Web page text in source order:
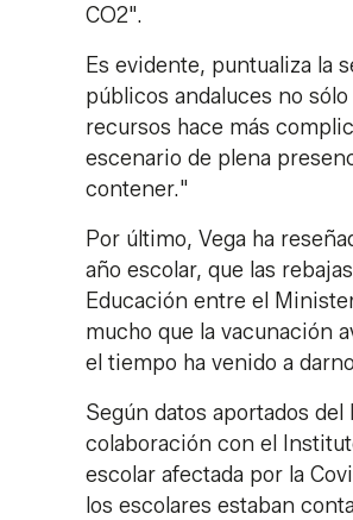
CO2".
Es evidente, puntualiza la
públicos andaluces no
recursos hace más
escenario de plena
contener."
Por último, Vega ha
año escolar, que las
Educación entre el
mucho que la vacunación
el tiempo ha venido a
Según datos aportados
colaboración con el
escolar afectada por la
los escolares estaban